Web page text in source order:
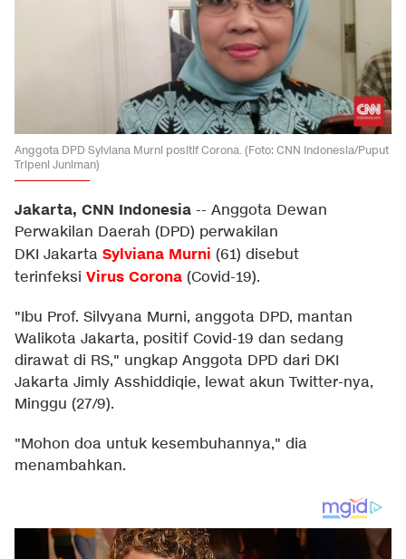
Anggota DPD Sylviana Murni positif Corona. (Foto: CNN Indonesia/Puput
Tripeni Juniman)
Jakarta, CNN Indonesia -- Anggota Dewan
Perwakilan Daerah (DPD) perwakilan
DKI Jakarta Sylviana Murni (61) disebut
terinfeksi Virus Corona (Covid-19).
"Ibu Prof. Silvyana Murni, anggota DPD, mantan
Walikota Jakarta, positif Covid-19 dan sedang
dirawat di RS," ungkap Anggota DPD dari DKI
Jakarta Jimly Asshiddiqie, lewat akun Twitter-nya,
Minggu (27/9).
"Mohon doa untuk kesembuhannya," dia
menambahkan.